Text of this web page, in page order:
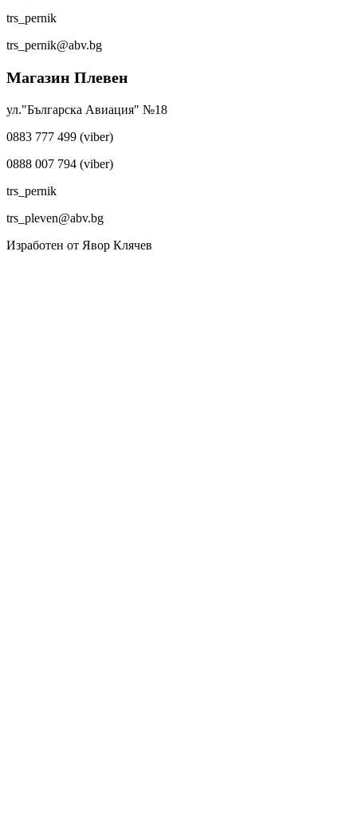
trs_pernik
trs_pernik@abv.bg
Магазин Плевен
ул."Българска Авиация" №18
0883 777 499 (viber)
0888 007 794 (viber)
trs_pernik
trs_pleven@abv.bg
Изработен от Явор Клячев